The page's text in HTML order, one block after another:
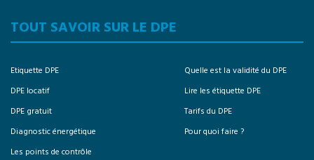
TOUT SAVOIR SUR LE DPE
Etiquette DPE
DPE locatif
DPE gratuit
Diagnostic énergétique
Les points de contrôle
Quelle est la validité du DPE
Lire les étiquette DPE
Tarifs du DPE
Pour quoi faire ?